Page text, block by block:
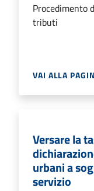
Procedimento
tributi
VAI ALLA
Versare la
urbani a
servizio